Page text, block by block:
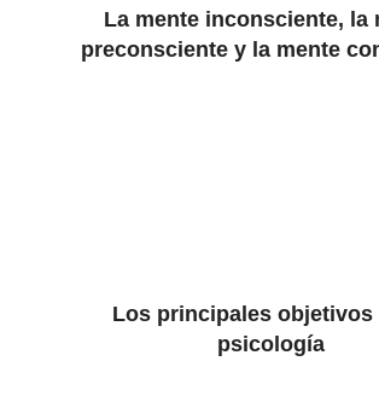
La mente inconsciente, la
preconsciente y la mente
Los principales objetivos
psicología